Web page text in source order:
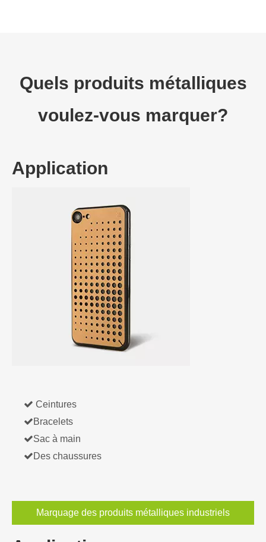
Quels produits métalliques
voulez-vous marquer?
Application
 Ceintures
Bracelets
Sac à main
Des chaussures
Marquage des produits métalliques industriels